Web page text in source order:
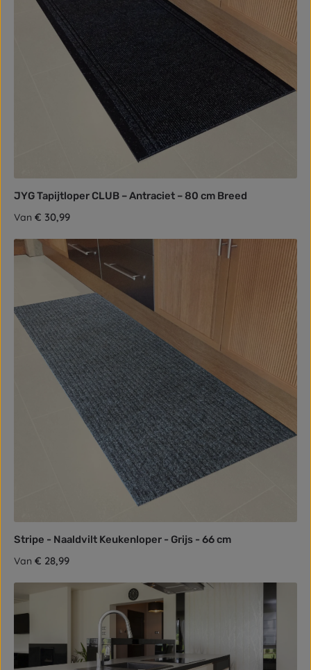
JYG Tapijtloper CLUB – Antraciet – 80 cm Breed
Normale prijs:
Van € 30,99
Stripe - Naaldvilt Keukenloper - Grijs - 66 cm
Normale prijs:
Van € 28,99